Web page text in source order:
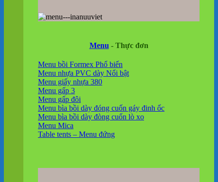
Menu - Thực đơn
Menu bồi Formex
Menu nhựa PVC dày
Menu giấy nhựa 380
Menu gấp 3
Menu gấp đôi
Menu bìa bồi dày đóng cuốn gáy đinh ốc
Menu bìa bồi dày đòng cuốn lò xo
Menu Mica
Table tents – Menu đứng